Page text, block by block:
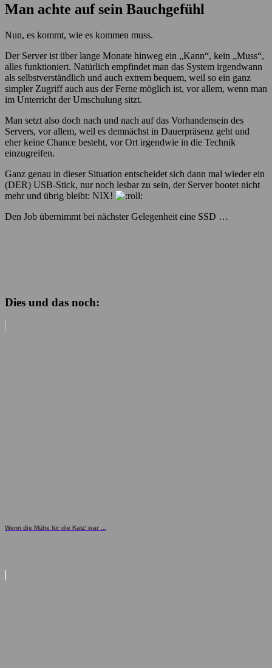
Man achte auf sein Bauchgefühl
Nun, es kommt, wie es kommen muss.
Der Server ist über lange Monate hinweg ein „Kann“, kein „Muss“,
alles funktioniert. Natürlich empfindet man das System irgendwann
als selbstverständlich und auch extrem bequem, weil so ein ganz
simpler Zugriff auch aus der Ferne möglich ist, vor allem, wenn man
im Unterricht der Umschulung sitzt.
Man setzt also doch nach und nach auf das Vorhandensein des
Servers, vor allem, weil es demnächst in Dauerpräsenz geht und
eher keine Chance besteht, vor Ort irgendwie in die Technik
einzugreifen.
Ganz genau in dieser Situation entscheidet sich dann mal wieder ein
(DER) USB-Stick, nur noch lesbar zu sein, der Server bootet nicht
mehr und übrig bleibt: NIX!
Den Job übernimmt bei nächster Gelegenheit eine SSD …
Dies und das noch:
Wenn die Mühe für die Katz' war ...